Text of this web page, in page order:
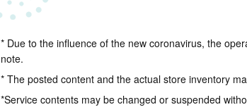
* Due to the influence of the new coronavirus, the
note.
* The posted content and the actual store inventory
*Service contents may be changed or suspended